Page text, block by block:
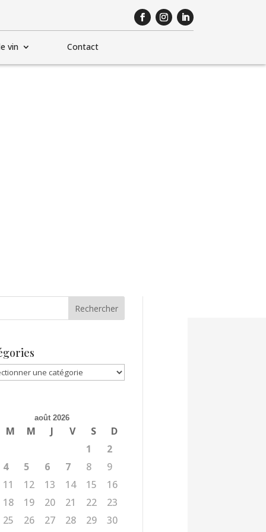
vin Contact
août 2026
M M J V S
D
1
2
4
5 6 7 8
9
11
12 13 14 15
16
18
19 20 21 22
23
25
26 27 28 29 30